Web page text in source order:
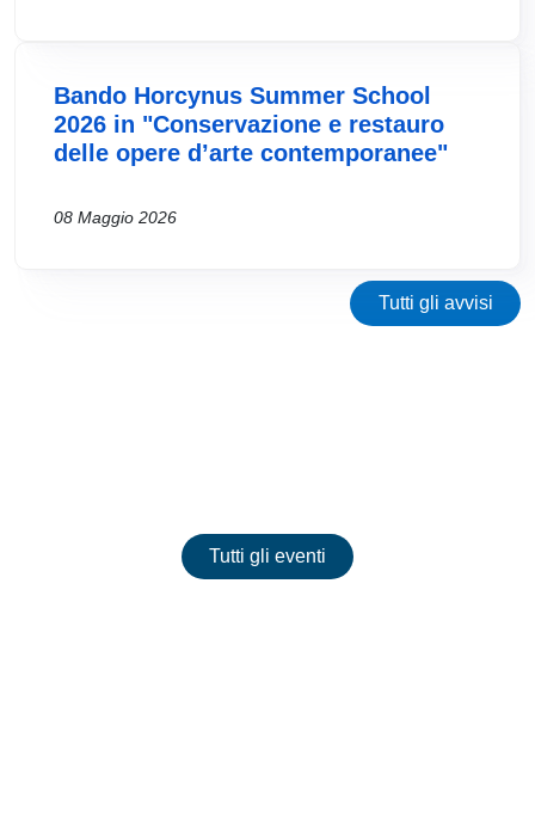
Bando Horcynus Summer School
2026 in "Conservazione e restauro
delle opere d’arte contemporanee"
08 Maggio 2026
Tutti gli avvisi
Tutti gli eventi